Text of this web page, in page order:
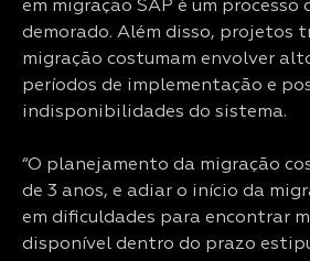
em migração SAP é um processo
demorado. Além disso, projetos
migração costumam envolver
períodos de implementação e
indisponibilidades do sistema.
“O planejamento da migração
de 3 anos, e adiar o início da
em dificuldades para encontrar
disponível dentro do prazo